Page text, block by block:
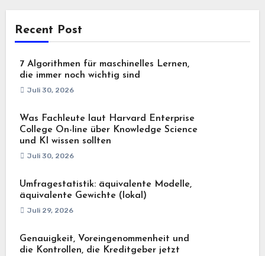
Recent Post
7 Algorithmen für maschinelles Lernen,
die immer noch wichtig sind
Juli 30, 2026
Was Fachleute laut Harvard Enterprise
College On-line über Knowledge Science
und KI wissen sollten
Juli 30, 2026
Umfragestatistik: äquivalente Modelle,
äquivalente Gewichte (lokal)
Juli 29, 2026
Genauigkeit, Voreingenommenheit und
die Kontrollen, die Kreditgeber jetzt